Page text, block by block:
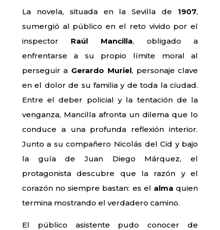
La novela, situada en la Sevilla de 1907,
sumergió al público en el reto vivido por el
inspector Raúl Mancilla, obligado a
enfrentarse a su propio límite moral al
perseguir a Gerardo Muriel, personaje clave
en el dolor de su familia y de toda la ciudad.
Entre el deber policial y la tentación de la
venganza, Mancilla afronta un dilema que lo
conduce a una profunda reflexión interior.
Junto a su compañero Nicolás del Cid y bajo
la guía de Juan Diego Márquez, el
protagonista descubre que la razón y el
corazón no siempre bastan: es el alma quien
termina mostrando el verdadero camino.
El público asistente pudo conocer de